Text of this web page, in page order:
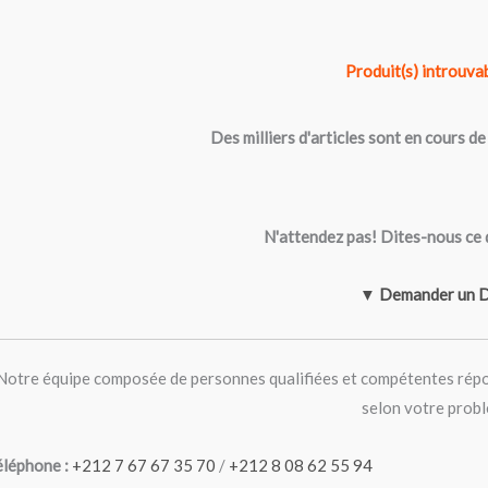
Produit(s)
Des milliers d'articles sont en cours
N'attendez pas! Dites-nous ce
▼ Demander un
équipe composée de personnes qualifiées et compétentes
selon votre
: +212 7 67 67 35 70 / +212 8 08 62 55 94